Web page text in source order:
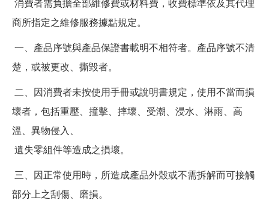
消費者需負擔全部維修費或材料費，收費標準依及其代理
商所指定之維修服務據點規定。
一、產品序號與產品保證書載明不相符者。產品序號不清
楚，或被更改、撕毀者。
二、因消費者未按使用手冊或說明書規定，使用不當而損
壞者，包括重壓、撞擊、摔壞、受潮、浸水、淋雨、高
溫、異物侵入、
遺失零組件等造成之損壞。
三、因正常使用時，所造成產品外殼或不需拆解而可接觸
部分上之刮傷、磨損。